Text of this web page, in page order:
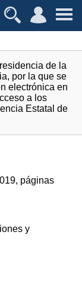
de la
por la que se
electrónica en
a los
Estatal de
páginas
y